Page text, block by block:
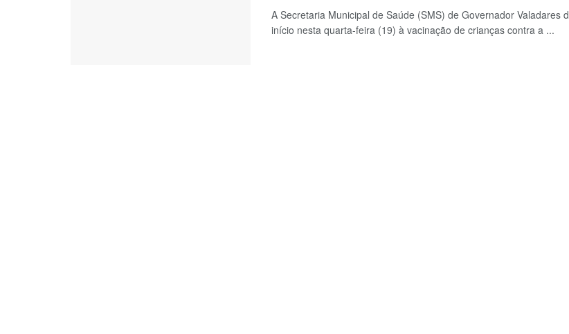
A Secretaria Municipal de Saúde (SMS) de Governador Valadares
início nesta quarta-feira (19) à vacinação de crianças contra a ...